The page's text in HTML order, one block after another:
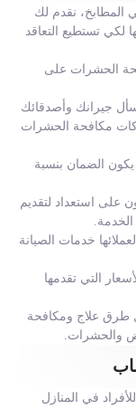
نقدم لك
لكي تستطيع التعاقد
الحشرات على
جيرانك وأصدقائك
مكافحة الحشرات
الضمان بنسبة
على استعداد لتقديم
خدمات الصيانة
التي تقدمها
طرق علاج ومكافحة
والحشرات.
في المنازل